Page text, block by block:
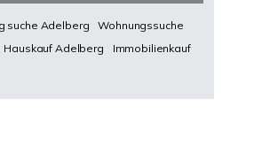
suche Adelberg
Wohnungssuche
Hauskauf Adelberg
Immobilienkauf